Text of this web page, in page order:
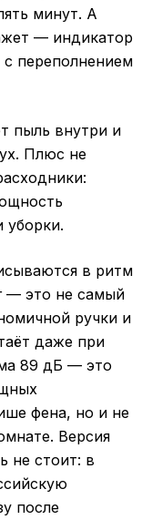
минут. А
— индикатор
с переполнением
пыль внутри и
Плюс не
уборки.
в ритм
— это не самый
ручки и
даже при
89 дБ — это
фена, но и не
Версия
не стоит: в
после